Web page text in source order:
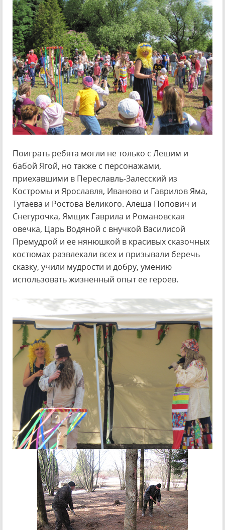
Поиграть ребята могли не только с Лешим и
бабой Ягой, но также с персонажами,
приехавшими в Переславль-Залесский из
Костромы и Ярославля, Иваново и Гаврилов Яма,
Тутаева и Ростова Великого. Алеша Попович и
Снегурочка, Ямщик Гаврила и Романовская
овечка, Царь Водяной с внучкой Василисой
Премудрой и ее нянюшкой в красивых сказочных
костюмах развлекали всех и призывали беречь
сказку, учили мудрости и добру, умению
использовать жизненный опыт ее героев.